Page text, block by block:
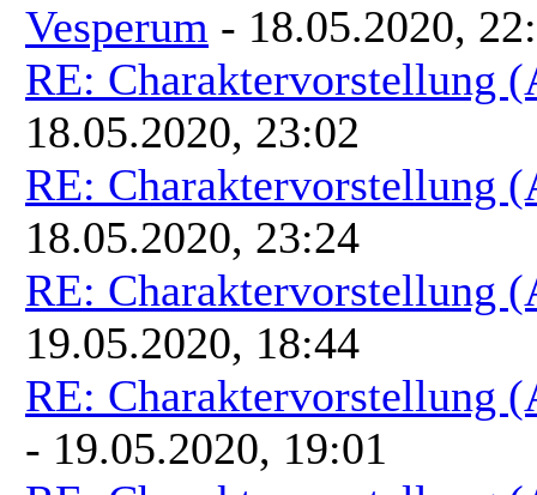
Vesperum - 18.05.2020,
RE: Charaktervorstellung
18.05.2020, 23:02
RE: Charaktervorstellung
18.05.2020, 23:24
RE: Charaktervorstellung
19.05.2020, 18:44
RE: Charaktervorstellung
- 19.05.2020, 19:01